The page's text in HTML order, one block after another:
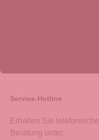
Service-Hotline
Erhalten Sie
Beratung unter: